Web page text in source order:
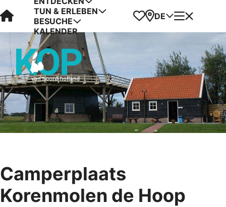
Visit Kop van Holland
TUN & ERLEBEN
BESUCHE
KALENDER
Favoriten
Karte
DE Menü
Camperplaats
Korenmolen de Hoop